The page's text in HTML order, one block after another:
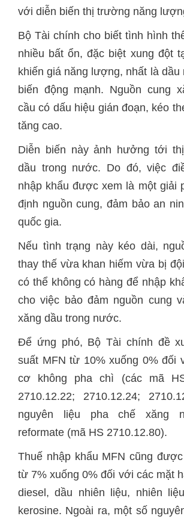
với diễn biến thị trường năng
Bộ Tài chính cho biết tình hình
nhiều bất ổn, đặc biệt xung đột
khiến giá năng lượng, nhất là dầu
biến động mạnh. Nguồn cung
cầu có dấu hiệu gián đoạn, kéo
tăng cao.
Diễn biến này ảnh hưởng tới
dầu trong nước. Do đó, việc
nhập khẩu được xem là một giải
định nguồn cung, đảm bảo an
quốc gia.
Nếu tình trạng này kéo dài,
thay thế vừa khan hiếm vừa bị
có thể không có hàng để nhập
cho việc bảo đảm nguồn cung
xăng dầu trong nước.
Để ứng phó, Bộ Tài chính đề
suất MFN từ 10% xuống 0% đối
cơ không pha chì (các mã
2710.12.22; 2710.12.24;
nguyên liệu pha chế xăng
reformate (mã HS 2710.12.80).
Thuế nhập khẩu MFN cũng
từ 7% xuống 0% đối với các mặt
diesel, dầu nhiên liệu, nhiên
kerosine. Ngoài ra, một số